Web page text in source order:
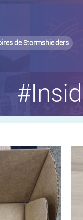
de Stormshielders